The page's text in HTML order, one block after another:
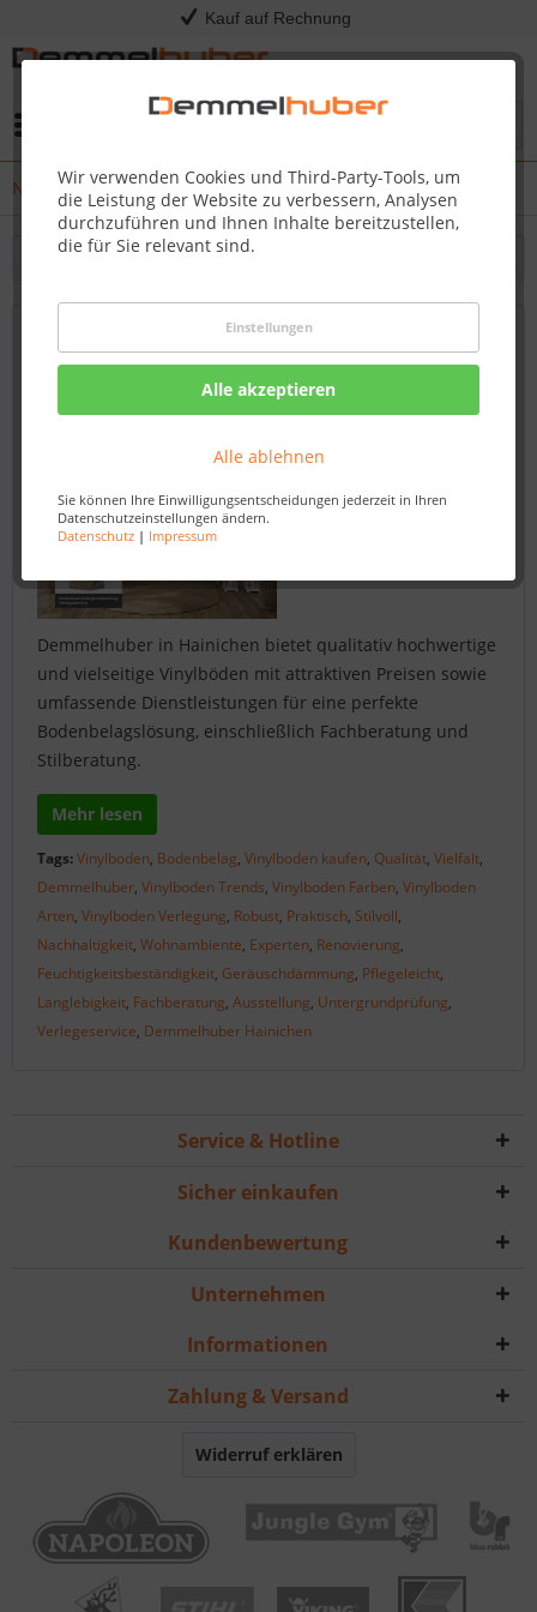
Kauf auf Rechnung
Wir verwenden Cookies und Third-Party-Tools, um
die Leistung der Website zu verbessern, Analysen
durchzuführen und Ihnen Inhalte bereitzustellen,
die für Sie relevant sind.
Einstellungen
Alle akzeptieren
Alle ablehnen
Sie können Ihre Einwilligungsentscheidungen jederzeit in Ihren
Datenschutzeinstellungen ändern.
Datenschutz| Impressum
News
Filtern
Vinylboden kaufen zu attraktiven Preisen
bei Demmelhuber in Hainichen – Robust,
praktisch und stilvoll
Demmelhuber in Hainichen bietet qualitativ hochwertige
und vielseitige Vinylböden mit attraktiven Preisen sowie
umfassende Dienstleistungen für eine perfekte
Bodenbelagslösung, einschließlich Fachberatung und
Stilberatung.
Mehr lesen
Tags:Vinylboden, Bodenbelag, Vinylboden kaufen, Qualität, Vielfalt,
Demmelhuber, Vinylboden Trends, Vinylboden Farben, Vinylboden
Arten, Vinylboden Verlegung, Robust, Praktisch, Stilvoll,
Nachhaltigkeit, Wohnambiente, Experten, Renovierung,
Feuchtigkeitsbeständigkeit, Geräuschdämmung, Pflegeleicht,
Langlebigkeit, Fachberatung, Ausstellung, Untergrundprüfung,
Verlegeservice, Demmelhuber Hainichen
Service & Hotline
Sicher einkaufen
Kundenbewertung
Unternehmen
Informationen
Zahlung & Versand
Widerruf erklären